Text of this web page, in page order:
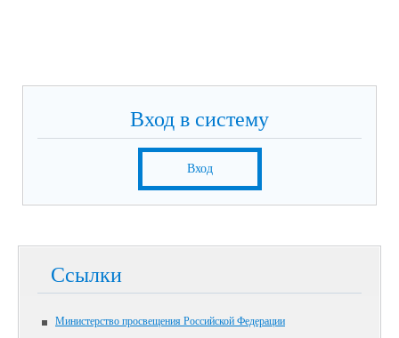
Вход в систему
Вход
Ссылки
Министерство просвещения Российской Федерации